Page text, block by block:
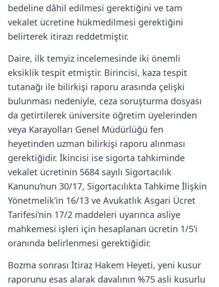
bedeline dâhil edilmesi gerektiğini ve tam
vekalet ücretine hükmedilmesi gerektiğini
belirterek itirazı reddetmiştir.
Daire, ilk temyiz incelemesinde iki önemli
eksiklik tespit etmiştir. Birincisi, kaza tespit
tutanağı ile bilirkişi raporu arasında çelişki
bulunması nedeniyle, ceza soruşturma dosyası
da getirtilerek üniversite öğretim üyelerinden
veya Karayolları Genel Müdürlüğü fen
heyetinden uzman bilirkişi raporu alınması
gerektiğidir. İkincisi ise sigorta tahkiminde
vekalet ücretinin 5684 sayılı Sigortacılık
Kanunu’nun 30/17, Sigortacılıkta Tahkime İlişkin
Yönetmelik’in 16/13 ve Avukatlık Asgari Ücret
Tarifesi’nin 17/2 maddeleri uyarınca asliye
mahkemesi işleri için hesaplanan ücretin 1/5’i
oranında belirlenmesi gerektiğidir.
Bozma sonrası İtiraz Hakem Heyeti, yeni kusur
raporunu esas alarak davalının %75 asli kusurlu